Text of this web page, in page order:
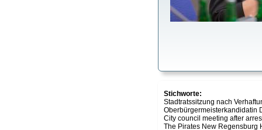
Stichworte:
Stadtratssitzung nach
Oberbürgermeisterkandidatin
City council meeting after
The Pirates New Regensburg